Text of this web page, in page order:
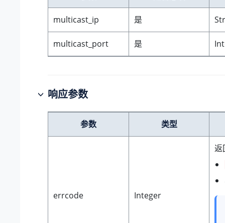
multicast_ip 是
multicast_port 是
响应参数
参数 类型
errcode Integer
返